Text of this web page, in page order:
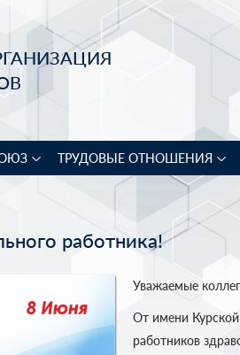
ТРУДОВЫЕ ОТНОШЕНИЯ
работника!
Уважаемые
От имени
работников